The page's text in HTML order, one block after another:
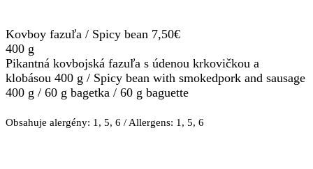
Kovboy fazuľa / Spicy bean 7,50€
400 g
Pikantná kovbojská fazuľa s údenou krkovičkou a
klobásou 400 g / Spicy bean with smokedpork and sausage
400 g / 60 g bagetka / 60 g baguette
Obsahuje alergény: 1, 5, 6 / Allergens: 1, 5, 6